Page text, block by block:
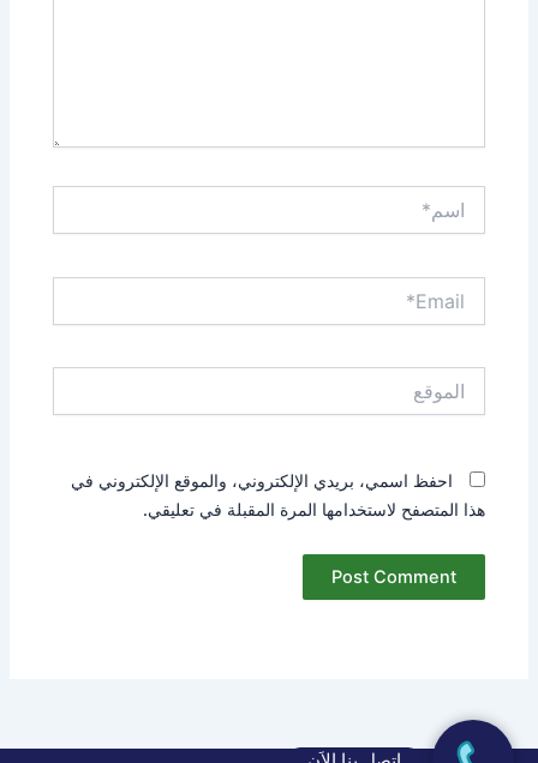
احفظ اسمي، بريدي الإلكتروني، والموقع الإلكتروني في
هذا المتصفح لاستخدامها المرة المقبلة في تعليقي.